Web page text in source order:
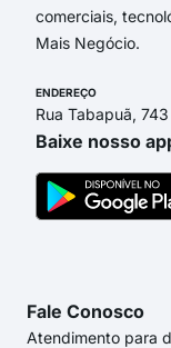
comerciais,
Mais Negócio.
ENDEREÇO
Rua Tabapuã,
Baixe nosso
Fale Conosco
Atendimento para